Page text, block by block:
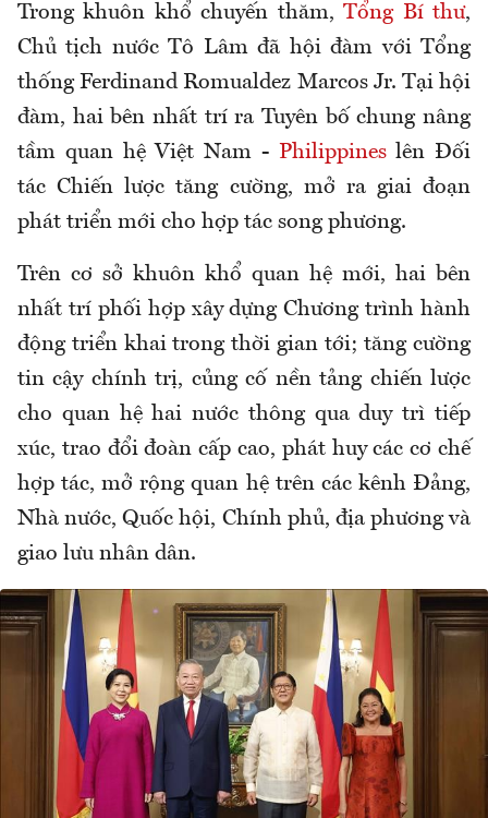
Trong khuôn khổ chuyến thăm,Tổng Bí thư,
Chủ tịch nước Tô Lâm đã hội đàm với Tổng
thống Ferdinand Romualdez Marcos Jr. Tại hội
đàm, hai bên nhất trí ra Tuyên bố chung nâng
tầm quan hệ Việt Nam - Philippineslên Đối
tác Chiến lược tăng cường, mở ra giai đoạn
phát triển mới cho hợp tác song phương.
Trên cơ sở khuôn khổ quan hệ mới, hai bên
nhất trí phối hợp xây dựng Chương trình hành
động triển khai trong thời gian tới; tăng cường
tin cậy chính trị, củng cố nền tảng chiến lược
cho quan hệ hai nước thông qua duy trì tiếp
xúc, trao đổi đoàn cấp cao, phát huy các cơ chế
hợp tác, mở rộng quan hệ trên các kênh Đảng,
Nhà nước, Quốc hội, Chính phủ, địa phương và
giao lưu nhân dân.